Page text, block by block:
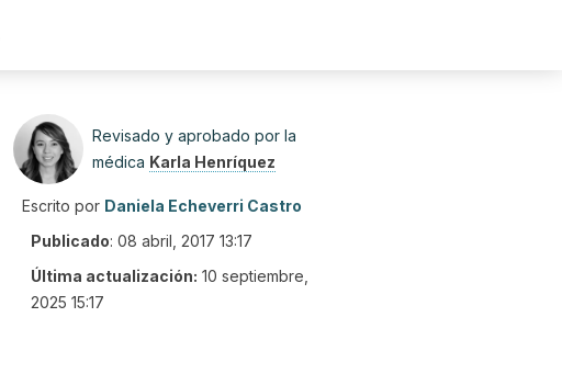
Revisado y aprobado por la
médica Karla Henríquez
Escrito por Daniela Echeverri Castro
Publicado: 08 abril, 2017 13:17
Última actualización: 10 septiembre,
2025 15:17